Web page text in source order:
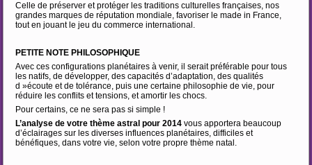
Celle de préserver et protéger les traditions culturelles françaises, nos
grandes marques de réputation mondiale, favoriser le made in France,
tout en jouant le jeu du commerce international.
PETITE NOTE PHILOSOPHIQUE
Avec ces configurations planétaires à venir, il serait préférable pour tous
les natifs, de développer, des capacités d’adaptation, des qualités
d »écoute et de tolérance, puis une certaine philosophie de vie, pour
réduire les conflits et tensions, et amortir les chocs.
Pour certains, ce ne sera pas si simple !
L’analyse de votre thème astral pour 2014 vous apportera beaucoup
d’éclairages sur les diverses influences planétaires, difficiles et
bénéfiques, dans votre vie, selon votre propre thème natal.